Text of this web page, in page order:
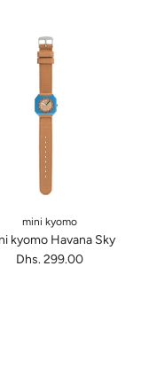
mini kyomo
kyomo Havana Sky
Dhs. 299.00